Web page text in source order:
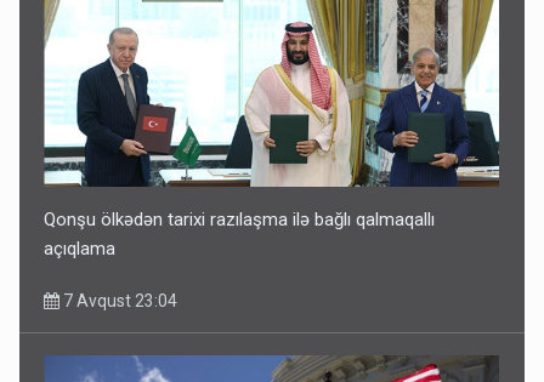
Qonşu ölkədən tarixi razılaşma ilə bağlı qalmaqallı
açıqlama
7 Avqust 23:04